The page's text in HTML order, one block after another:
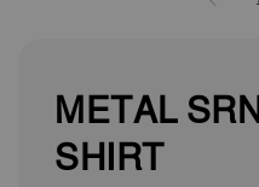
METAL
SHIRT